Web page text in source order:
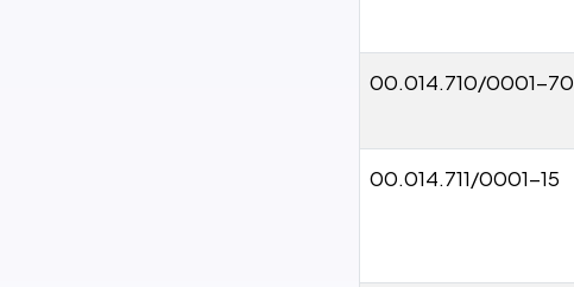
00.014.710/0001-70
00.014.711/0001-15